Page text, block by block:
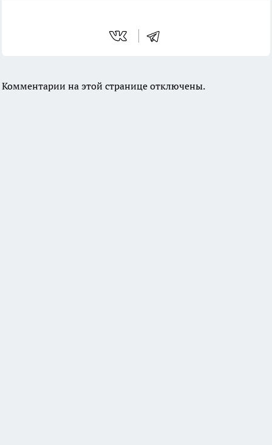
Комментарии на этой странице отключены.